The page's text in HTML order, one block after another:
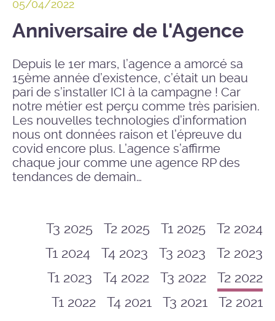
05/04/2022
Anniversaire de l'Agence
Depuis le 1er mars, l’agence a amorcé sa
15ème année d’existence, c’était un beau
pari de s’installer ICI à la campagne ! Car
notre métier est perçu comme très parisien.
Les nouvelles technologies d’information
nous ont données raison et l’épreuve du
covid encore plus. L’agence s’affirme
chaque jour comme une agence RP des
tendances de demain…
T3 2025 T2 2025 T1 2025
T2 2024
T1 2024
T4 2023 T3 2023
T2 2023
T1 2023
T4 2022 T3 2022
T2 2022
T1 2022
T4 2021 T3 2021
T2 2021